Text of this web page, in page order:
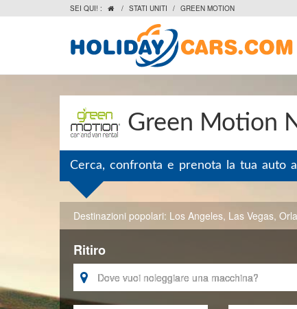
SEI QUI! :  / STATI UNITI / GREEN MOTION
Green Motion
Cerca, confronta e prenota la tua auto
Destinazioni popolari: Los Angeles, Las Vegas,
Ritiro
